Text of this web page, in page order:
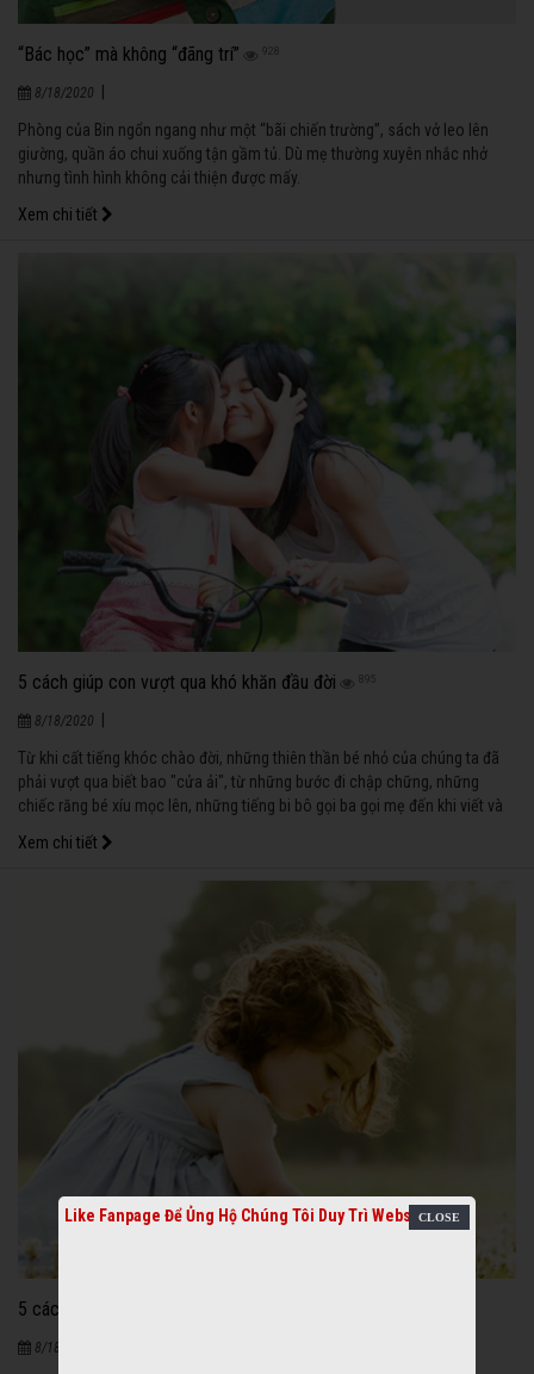
“Bác học” mà không “đãng trí” 928
8/18/2020
Phòng của Bin ngổn ngang như một “bãi chiến trường”, sách vở leo lên
giường, quần áo chui xuống tận gầm tủ. Dù mẹ thường xuyên nhắc nhở
nhưng tình hình không cải thiện được mấy.
Xem chi tiết
5 cách giúp con vượt qua khó khăn đầu đời 895
8/18/2020
Từ khi cất tiếng khóc chào đời, những thiên thần bé nhỏ của chúng ta đã
phải vượt qua biết bao "cửa ải", từ những bước đi chập chững, những
chiếc răng bé xíu mọc lên, những tiếng bi bô gọi ba gọi mẹ đến khi viết và
trai, cô gái biết yêu biết giận hờn… Những khó khăn ấy rồi sẽ qua cùng với
sự đồng hành, sẻ chia của các bậc làm cha mẹ.
Xem chi tiết
5 cách khơi dậy tình yêu thiên nhiên trong bé
8/18/2020
Like Fanpage Để Ủng Hộ Chúng Tôi Duy Trì Website